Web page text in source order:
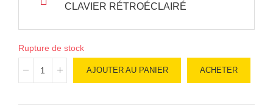
CLAVIER RÉTROÉCLAIRÉ
Rupture de stock
AJOUTER AU PANIER ACHETER